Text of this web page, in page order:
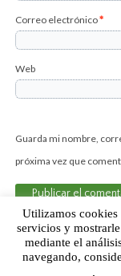
Correo electrónico*
Web
Guarda mi nombre,
próxima vez que
Sobre
Utilizamos cookies
servicios y
mediante el
navegando,